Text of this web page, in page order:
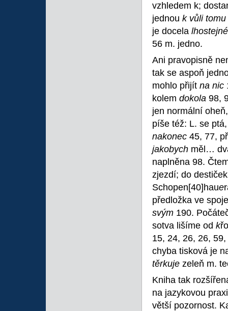
vzhledem k;
jednou k vůli tomu
je docela
56 m. jedno.
Ani pravopisně
tak se aspoň
mohlo přijít na nic
kolem dokola 98,
jen normální
píše též: L. se
nakonec 45, 77,
jakobych měl…
naplněna 98.
zjezdí; do
Schopen[40]haue
předložka ve
svým 190.
sotva lišíme od k
15, 24, 26, 26,
chyba tisková je
těrkuje zeleň m.
Kniha tak
na jazykovou
větší pozornost.